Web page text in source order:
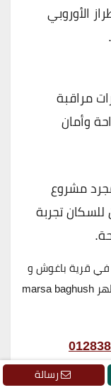
الأوروبي
مراقبة
راحة وأمان
مشروع
تجربة
في قرية باغوش و
شاليهات للبيع في قرية باغوش شهاب مظهر marsa baghush
رسالة